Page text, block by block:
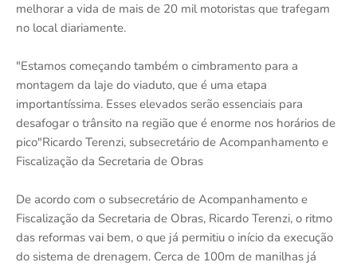
melhorar a vida de mais de 20 mil motoristas que trafegam
no local diariamente.
"Estamos começando também o cimbramento para a
montagem da laje do viaduto, que é uma etapa
importantíssima. Esses elevados serão essenciais para
desafogar o trânsito na região que é enorme nos horários de
pico"Ricardo Terenzi, subsecretário de Acompanhamento e
Fiscalização da Secretaria de Obras
De acordo com o subsecretário de Acompanhamento e
Fiscalização da Secretaria de Obras, Ricardo Terenzi, o ritmo
das reformas vai bem, o que já permitiu o início da execução
do sistema de drenagem. Cerca de 100m de manilhas já